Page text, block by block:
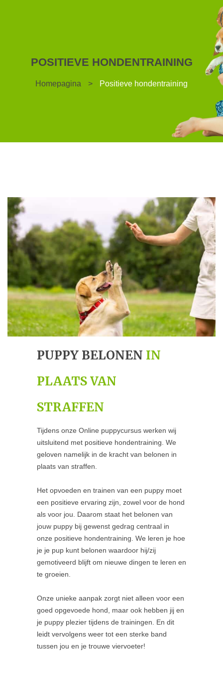
POSITIEVE HONDENTRAINING
Homepagina > Positieve hondentraining
PUPPY BELONEN IN
PLAATS VAN
STRAFFEN
Tijdens onze Online puppycursus werken wij
uitsluitend met positieve hondentraining. We
geloven namelijk in de kracht van belonen in
plaats van straffen.
Het opvoeden en trainen van een puppy moet
een positieve ervaring zijn, zowel voor de hond
als voor jou. Daarom staat het belonen van
jouw puppy bij gewenst gedrag centraal in
onze positieve hondentraining. We leren je hoe
je je pup kunt belonen waardoor hij/zij
gemotiveerd blijft om nieuwe dingen te leren en
te groeien.
Onze unieke aanpak zorgt niet alleen voor een
goed opgevoede hond, maar ook hebben jij en
je puppy plezier tijdens de trainingen. En dit
leidt vervolgens weer tot een sterke band
tussen jou en je trouwe viervoeter!